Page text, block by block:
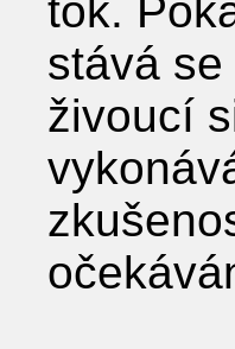
tok.
stává
živoucí